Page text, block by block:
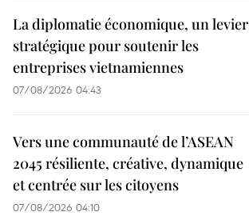
La diplomatie économique, un levier
stratégique pour soutenir les
entreprises vietnamiennes
07/08/2026 04:43
Vers une communauté de l’ASEAN
2045 résiliente, créative, dynamique
et centrée sur les citoyens
07/08/2026 04:10